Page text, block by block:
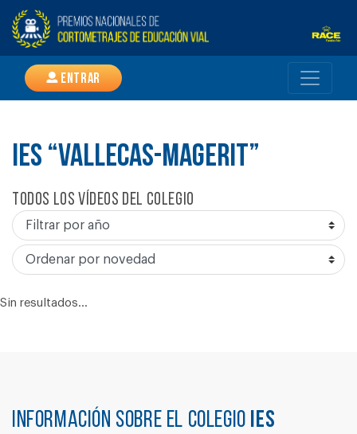
Entrar
IES “VALLECAS-MAGERIT”
Todos los vídeos del colegio
Sin resultados...
Información sobre el colegio IES